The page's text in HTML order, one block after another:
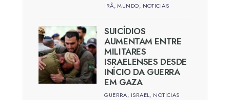
IRÃ,MUNDO, NOTICIAS
SUICÍDIOS
AUMENTAM ENTRE
MILITARES
ISRAELENSES DESDE
INÍCIO DA GUERRA
EM GAZA
GUERRA, ISRAEL, NOTICIAS